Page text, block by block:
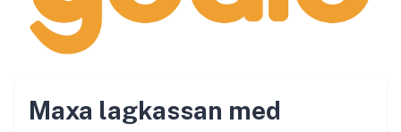
Maxa lagkassan med